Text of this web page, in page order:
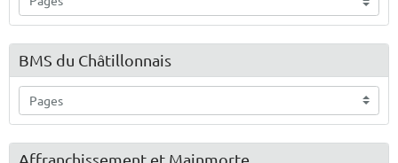
BMS du Châtillonnais
Affranchissement et Mainmorte